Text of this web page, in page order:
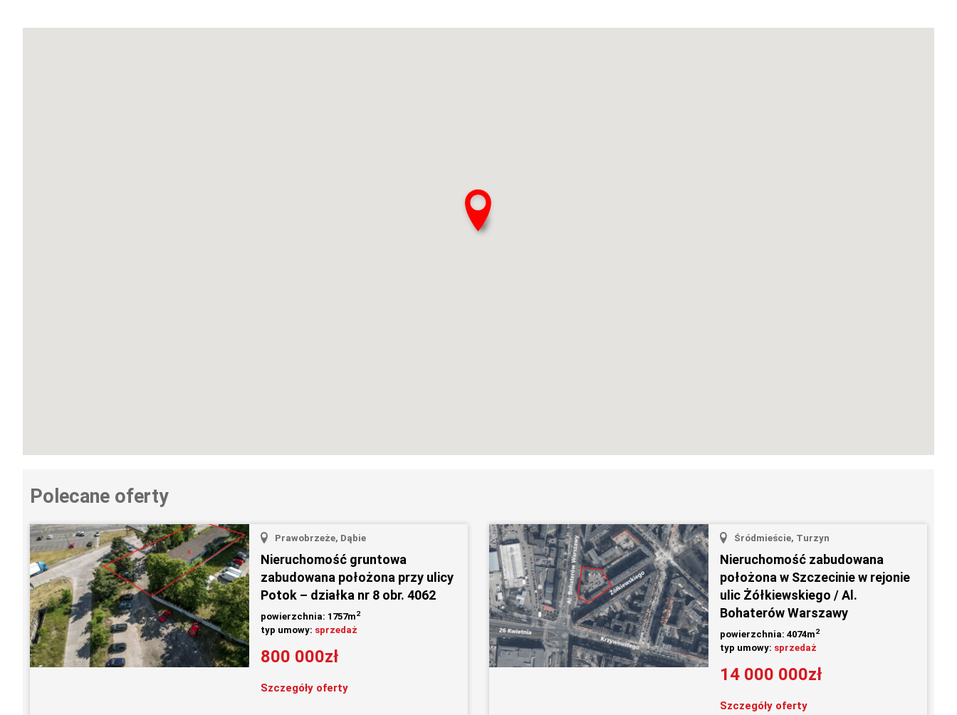
Polecane oferty
Prawobrzeże, Dąbie
Nieruchomość gruntowa
zabudowana położona przy ulicy
Potok – działka nr 8 obr. 4062
powierzchnia: 1757m2
typ umowy: sprzedaż
800 000zł
Szczegóły oferty
Śródmieście, Turzyn
Nieruchomość zabudowana
położona w Szczecinie w rejonie
ulic Żółkiewskiego / Al.
Bohaterów Warszawy
powierzchnia: 4074m2
typ umowy: sprzedaż
14 000 000zł
Szczegóły oferty